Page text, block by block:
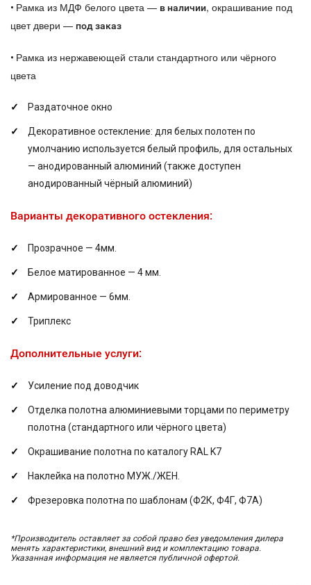
• Рамка из МДФ белого цвета — в наличии, окрашивание под
цвет двери — под заказ
• Рамка из нержавеющей стали стандартного или чёрного
цвета
Раздаточное окно
Декоративное остекление: для белых полотен по
умолчанию используется белый профиль, для остальных
— анодированный алюминий (также доступен
анодированный чёрный алюминий)
Варианты декоративного остекления:
Прозрачное — 4мм.
Белое матированное — 4 мм.
Армированное — 6мм.
Триплекс
Дополнительные услуги:
Усиление под доводчик
Отделка полотна алюминиевыми торцами по периметру
полотна (стандартного или чёрного цвета)
Окрашивание полотна по каталогу RAL K7
Наклейка на полотно МУЖ./ЖЕН.
Фрезеровка полотна по шаблонам (Ф2К, Ф4Г, Ф7А)
*Производитель оставляет за собой право без уведомления дилера
менять характеристики, внешний вид и комплектацию товара.
Указанная информация не является публичной офертой.